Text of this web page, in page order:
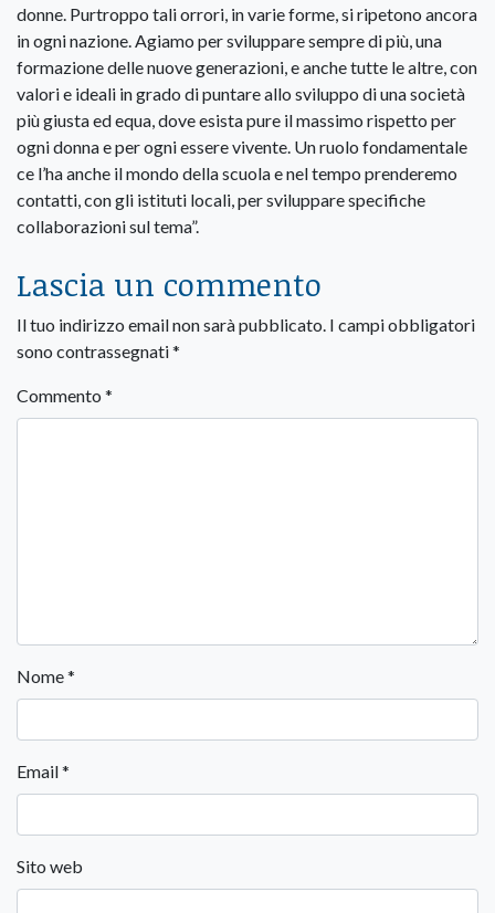
donne. Purtroppo tali orrori, in varie forme, si ripetono ancora
in ogni nazione. Agiamo per sviluppare sempre di più, una
formazione delle nuove generazioni, e anche tutte le altre, con
valori e ideali in grado di puntare allo sviluppo di una società
più giusta ed equa, dove esista pure il massimo rispetto per
ogni donna e per ogni essere vivente. Un ruolo fondamentale
ce l’ha anche il mondo della scuola e nel tempo prenderemo
contatti, con gli istituti locali, per sviluppare specifiche
collaborazioni sul tema”.
Lascia un commento
Il tuo indirizzo email non sarà pubblicato. I campi obbligatori
sono contrassegnati*
Commento *
Nome*
Email*
Sito web